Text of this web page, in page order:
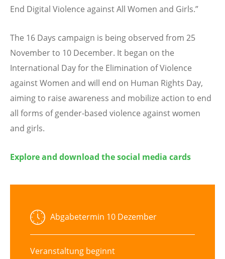
End Digital Violence against All Women and Girls.”
The 16 Days campaign is being observed from 25
November to 10 December. It began on the
International Day for the Elimination of Violence
against Women and will end on Human Rights Day,
aiming to raise awareness and mobilize action to end
all forms of gender-based violence against women
and girls.
Explore and download the social media cards
Abgabetermin 10 Dezember
Veranstaltung beginnt